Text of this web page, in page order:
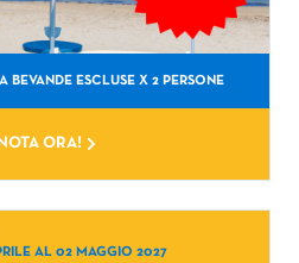
BEVANDE ESCLUSE X 2 PERSONE
ORA!
AL 02 MAGGIO 2027